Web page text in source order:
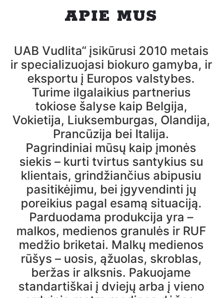
APIE MUS
UAB Vudlita“ įsikūrusi 2010 metais
ir specializuojasi biokuro gamyba, ir
eksportu į Europos valstybes.
Turime ilgalaikius partnerius
tokiose šalyse kaip Belgija,
Vokietija, Liuksemburgas, Olandija,
Prancūzija bei Italija.
Pagrindiniai mūsų kaip įmonės
siekis – kurti tvirtus santykius su
klientais, grindžiančius abipusiu
pasitikėjimu, bei įgyvendinti jų
poreikius pagal esamą situaciją.
Parduodama produkcija yra –
malkos, medienos granulės ir RUF
medžio briketai. Malkų medienos
rūšys – uosis, ąžuolas, skroblas,
beržas ir alksnis. Pakuojame
standartiškai į dviejų arba į vieno